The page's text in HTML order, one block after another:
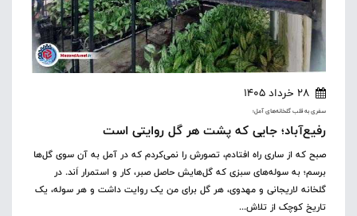
28 خرداد 1405
سفری به قلب گلخانه‌های آمل؛
رفیع‌آباد؛ جایی که پشت هر گل‌ روایتی است
صبح که از ساری راه افتادم، تصورش را نمی‌کردم که در آمل به آن سوی گل‌ها
برسم؛ به سوله‌های سبزی که گل‌هایش حاصل صبر، کار و استمرار اَند. در
گلخانه لاریجانی و مهدوی، هر گل برای من یک روایت داشت و هر سوله، یک
تاریخ کوچک از تلاش...